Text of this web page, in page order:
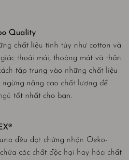
Quality
chất liệu tinh túy như cotton và
thoải mái, thoáng mát và thân
tập trung vào những chất liệu
nâng cao chất lượng để
tốt nhất cho bạn.
đều đạt chứng nhận Oeko-
chứa các chất độc hại hay hóa chất